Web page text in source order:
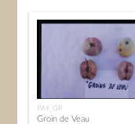
PAY_GP
Groin de Veau